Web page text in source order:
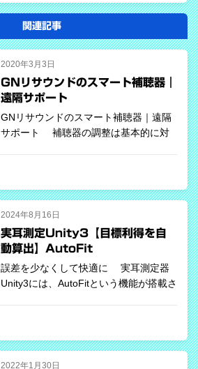
関連記事
2020年3月3日
GNリサウンドのスマート補聴器｜
遠隔サポート
GNリサウンドのスマート補聴器｜遠隔
サポート 補聴器の調整は基本的に対
一の時のために、リサウンドアシスト・
遠隔…
2024年8月16日
実耳測定Unity3【目標利得を自
動算出】AutoFit
誤差を少なくして快適に 実耳測定器
Unity3には、AutoFitという機能が搭載さ
きます。 補…
2022年1月30日